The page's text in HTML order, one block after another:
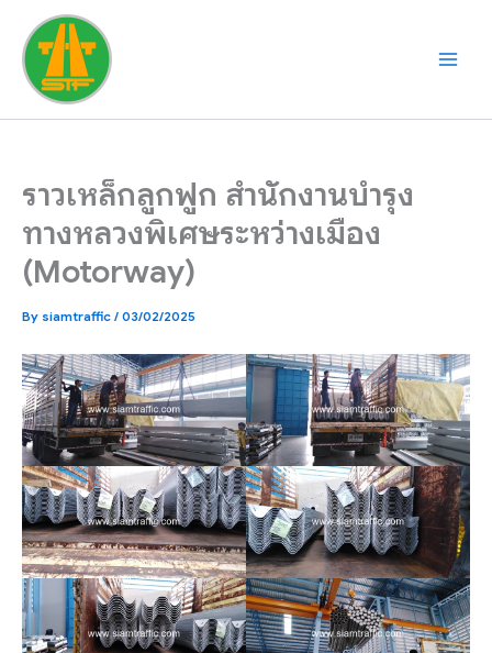
content
ราวเหล็กลูกฟูก สำนักงานบำรุง
ทางหลวงพิเศษระหว่างเมือง
(Motorway)
By siamtraffic / 03/02/2025